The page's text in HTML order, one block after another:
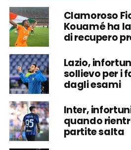
Clamoroso
Kouamé ha
di recupero
Lazio,
sollievo per i
dagli esami
Inter,
quando
partite salta